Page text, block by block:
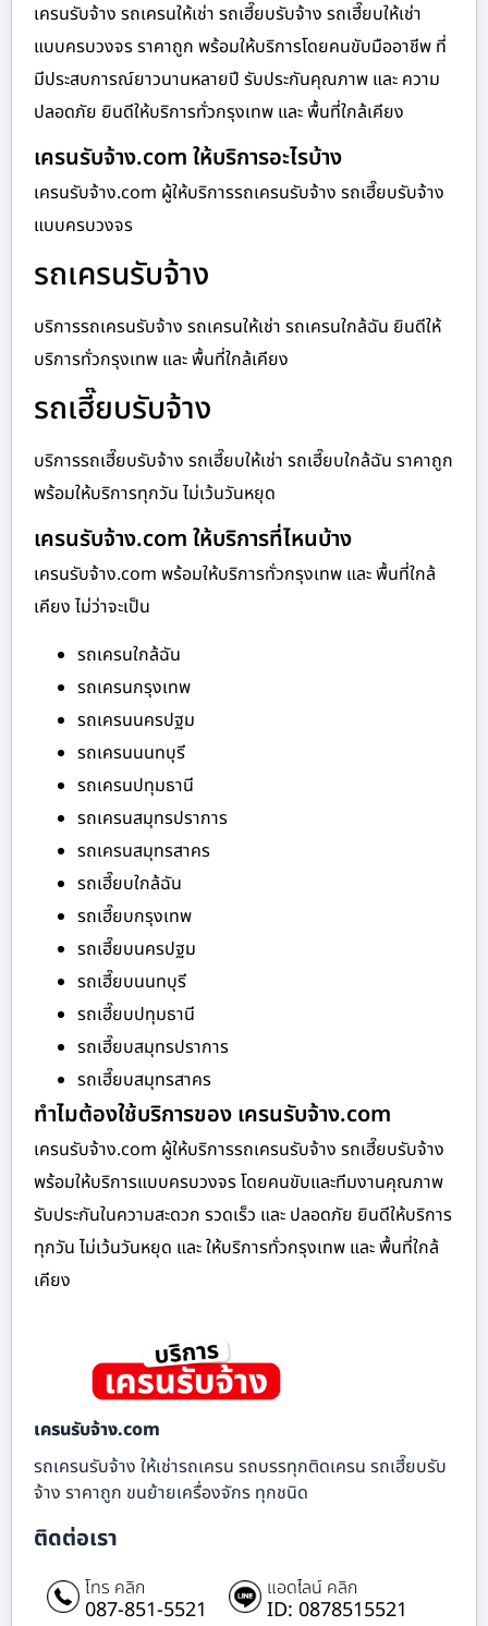
เครนรับจ้าง รถเครนให้เช่า รถเฮี๊ยบรับจ้าง รถเฮี๊ยบให้เช่า
แบบครบวงจร ราคาถูก พร้อมให้บริการโดยคนขับมืออาชีพ ที่
มีประสบการณ์ยาวนานหลายปี รับประกันคุณภาพ และ ความ
ปลอดภัย ยินดีให้บริการทั่วกรุงเทพ และ พื้นที่ใกล้เคียง
เครนรับจ้าง.com ให้บริการอะไรบ้าง
เครนรับจ้าง.com ผู้ให้บริการรถเครนรับจ้าง รถเฮี๊ยบรับจ้าง
แบบครบวงจร
รถเครนรับจ้าง
บริการรถเครนรับจ้าง รถเครนให้เช่า รถเครนใกล้ฉัน ยินดีให้
บริการทั่วกรุงเทพ และ พื้นที่ใกล้เคียง
รถเฮี๊ยบรับจ้าง
บริการรถเฮี๊ยบรับจ้าง รถเฮี๊ยบให้เช่า รถเฮี๊ยบใกล้ฉัน ราคาถูก
พร้อมให้บริการทุกวัน ไม่เว้นวันหยุด
เครนรับจ้าง.com ให้บริการที่ไหนบ้าง
เครนรับจ้าง.com พร้อมให้บริการทั่วกรุงเทพ และ พื้นที่ใกล้
เคียง ไม่ว่าจะเป็น
รถเครนใกล้ฉัน
รถเครนกรุงเทพ
รถเครนนครปฐม
รถเครนนนทบุรี
รถเครนปทุมธานี
รถเครนสมุทรปราการ
รถเครนสมุทรสาคร
รถเฮี๊ยบใกล้ฉัน
รถเฮี๊ยบกรุงเทพ
รถเฮี๊ยบนครปฐม
รถเฮี๊ยบนนทบุรี
รถเฮี๊ยบปทุมธานี
รถเฮี๊ยบสมุทรปราการ
รถเฮี๊ยบสมุทรสาคร
ทำไมต้องใช้บริการของ เครนรับจ้าง.com
เครนรับจ้าง.com ผู้ให้บริการรถเครนรับจ้าง รถเฮี๊ยบรับจ้าง
พร้อมให้บริการแบบครบวงจร โดยคนขับและทีมงานคุณภาพ
รับประกันในความสะดวก รวดเร็ว และ ปลอดภัย ยินดีให้บริการ
ทุกวัน ไม่เว้นวันหยุด และ ให้บริการทั่วกรุงเทพ และ พื้นที่ใกล้
เคียง
เครนรับจ้าง.com
รถเครนรับจ้าง ให้เช่ารถเครน รถบรรทุกติดเครน รถเฮี๊ยบรับ
จ้าง ราคาถูก ขนย้ายเครื่องจักร ทุกชนิด
ติดต่อเรา
โทร คลิก
087-851-5521
แอดไลน์ คลิก
ID: 0878515521